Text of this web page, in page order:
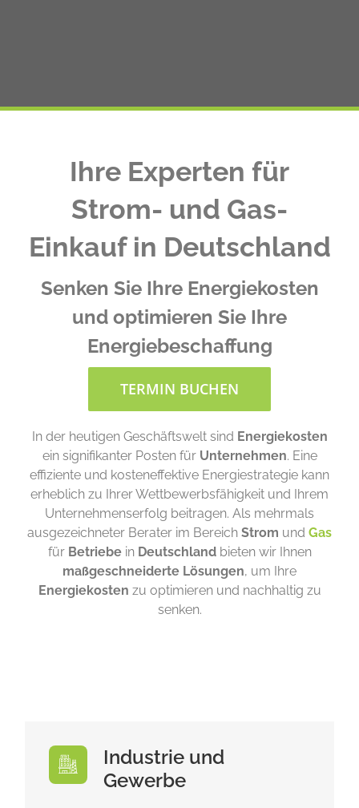
Ihre Experten für
Strom- und Gas-
Einkauf in Deutschland
Senken Sie Ihre Energiekosten
und optimieren Sie Ihre
Energiebeschaffung
TERMIN BUCHEN
In der heutigen Geschäftswelt sind Energiekosten
ein signifikanter Posten für Unternehmen. Eine
effiziente und kosteneffektive Energiestrategie kann
erheblich zu Ihrer Wettbewerbsfähigkeit und Ihrem
Unternehmenserfolg beitragen. Als mehrmals
ausgezeichneter Berater im Bereich Strom und Gas
für Betriebein Deutschlandbieten wir Ihnen
maßgeschneiderte Lösungen, um Ihre
Energiekosten zu optimieren und nachhaltig zu
senken.
Industrie und
Gewerbe